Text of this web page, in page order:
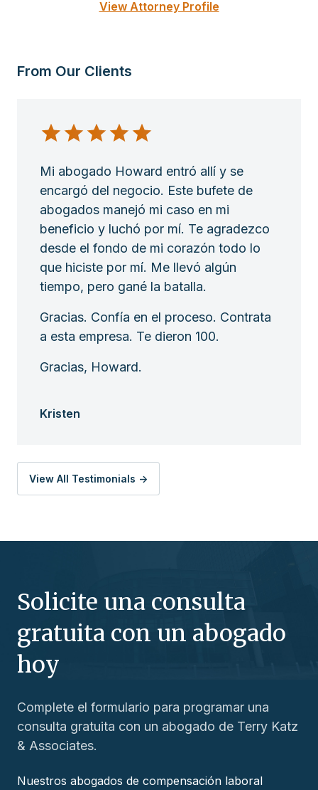
View Attorney Profile
From Our Clients
Mi abogado Howard entró allí y se
encargó del negocio. Este bufete de
abogados manejó mi caso en mi
beneficio y luchó por mí. Te agradezco
desde el fondo de mi corazón todo lo
que hiciste por mí. Me llevó algún
tiempo, pero gané la batalla.
Gracias. Confía en el proceso. Contrata
a esta empresa. Te dieron 100.
Gracias, Howard.
Kristen
View All Testimonials ->
Solicite una consulta
gratuita con un abogado
hoy
Complete el formulario para programar una
consulta gratuita con un abogado de Terry Katz
& Associates.
Nuestros abogados de compensación laboral